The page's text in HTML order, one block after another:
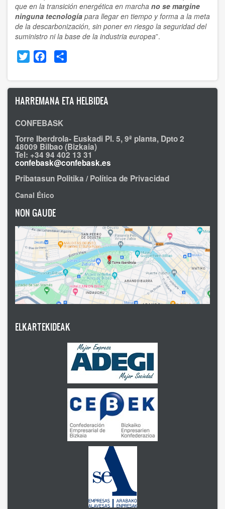
que en la transición energética en marcha no se margine
ninguna tecnología para llegar en tiempo y forma a la meta
de la descarbonización, sin poner en riesgo la seguridad del
suministro ni la base de la industria europea”.
Twitter Facebook
HARREMANA ETA HELBIDEA
CONFEBASK
Torre Iberdrola- Euskadi Pl. 5, 9ª planta, Dpto 2
48009 Bilbao (Bizkaia)
Tel: +34 94 402 13 31
confebask@confebask.es
Pribatasun Politika / Política de Privacidad
Canal Ético
NON GAUDE
ELKARTEKIDEAK